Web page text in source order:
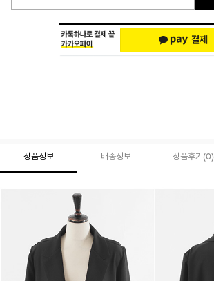
상품정보 배송정보 상품후기(0)